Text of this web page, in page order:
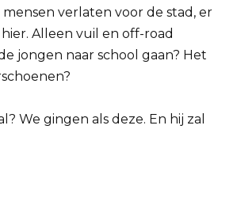
verlaten voor de stad, er
Alleen vuil en off-road
jongen naar school gaan? Het
We gingen als deze. En hij zal